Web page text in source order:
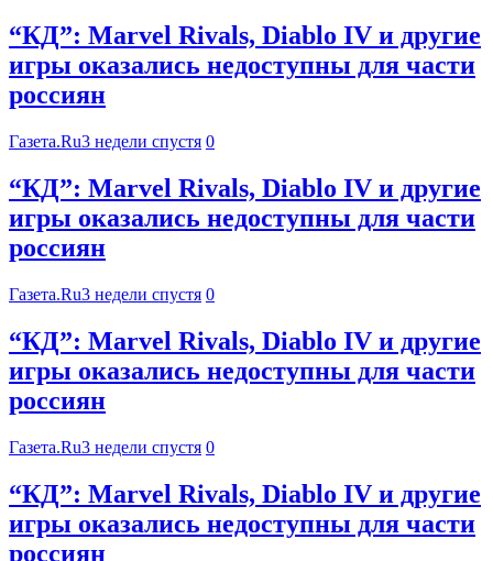
“КД”: Marvel Rivals, Diablo IV и другие
игры оказались недоступны для части
россиян
Газета.Ru3 недели спустя 0
“КД”: Marvel Rivals, Diablo IV и другие
игры оказались недоступны для части
россиян
Газета.Ru3 недели спустя 0
“КД”: Marvel Rivals, Diablo IV и другие
игры оказались недоступны для части
россиян
Газета.Ru3 недели спустя 0
“КД”: Marvel Rivals, Diablo IV и другие
игры оказались недоступны для части
россиян